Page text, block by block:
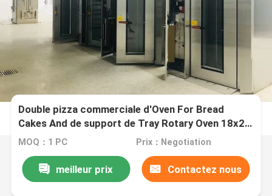
Double pizza commerciale d'Oven For Bread
Cakes And de support de Tray Rotary Oven 18x26
du support 36
MOQ：1 PC Prix：Negotiation
meilleur prix Contactez nous